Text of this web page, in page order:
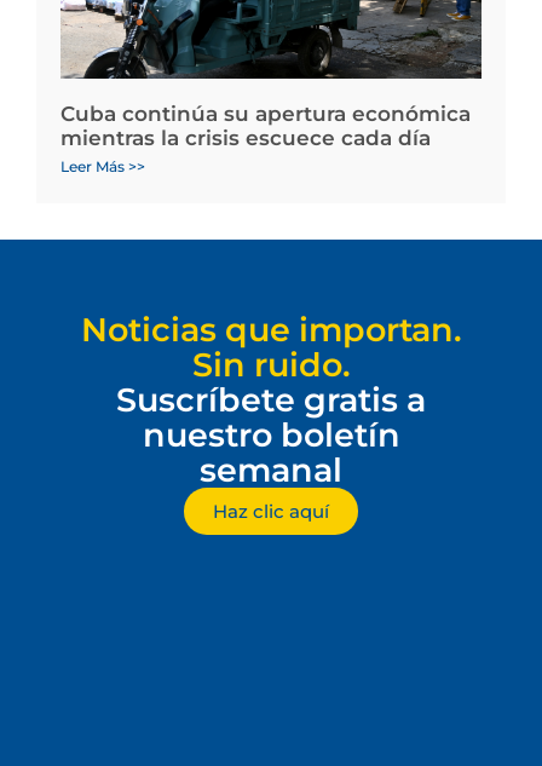
Cuba continúa su apertura económica
mientras la crisis escuece cada día
Leer Más >>
Noticias que importan.
Sin ruido.
Suscríbete gratis a
nuestro boletín
semanal
Haz clic aquí